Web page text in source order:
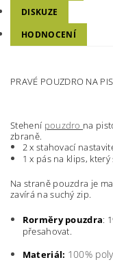
DISKUZE
HODNOCENÍ
PRAVÉ POUZDRO NA
Stehení pouzdro na
zbraně.
2 x stahovací
1 x pás na klips,
Na straně pouzdra je
zavírá na suchý zip.
Rorměry pouzdra:
přesahovat.
Materiál: 100%